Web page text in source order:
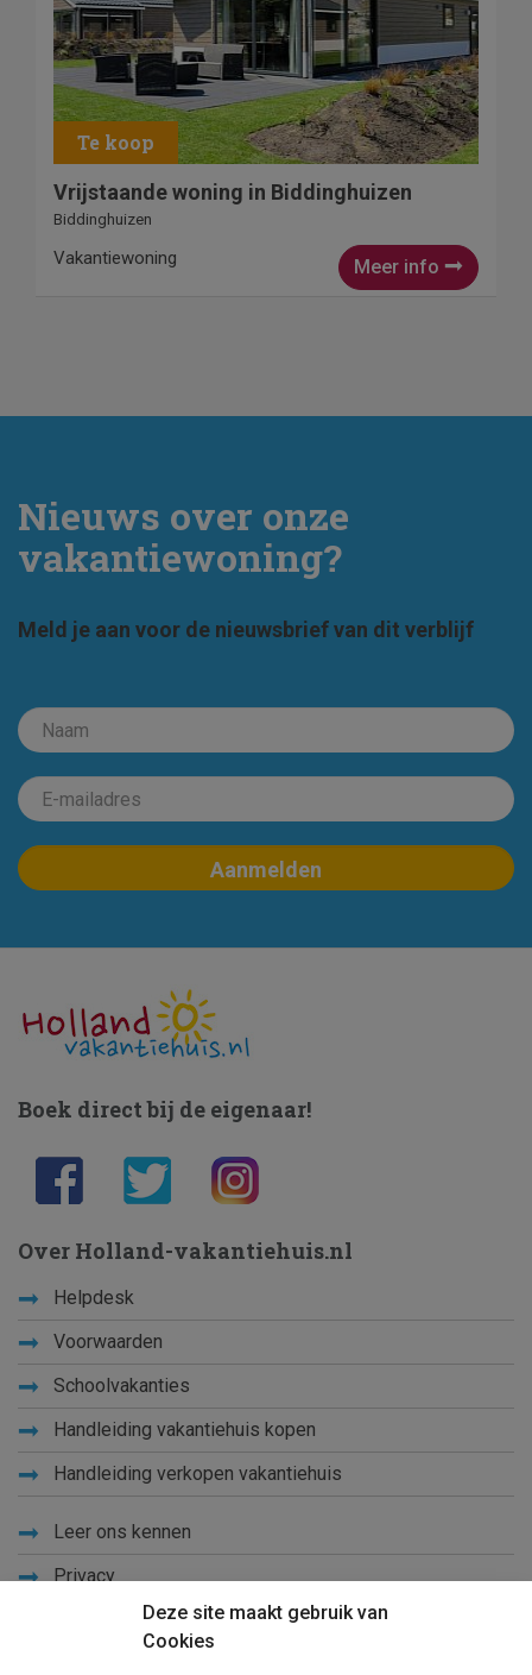
Vrijstaande woning in Biddinghuizen
Biddinghuizen
Meer info
Vakantiewoning
Nieuws over onze
vakantiewoning?
Meld je aan voor de nieuwsbrief van dit verblijf
Deze site maakt gebruik van
Cookies
Boek direct bij de eigenaar!
Over Holland-vakantiehuis.nl
Helpdesk
Voorwaarden
Schoolvakanties
Handleiding vakantiehuis kopen
Handleiding verkopen vakantiehuis
Leer ons kennen
Privacy